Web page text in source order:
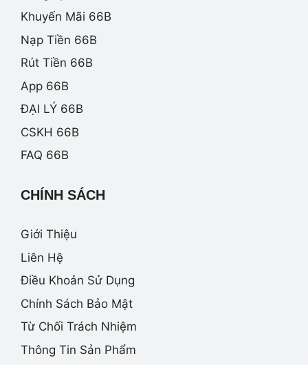
Khuyến Mãi 66B
Nạp Tiền 66B
Rút Tiền 66B
App 66B
ĐẠI LÝ 66B
CSKH 66B
FAQ 66B
CHÍNH SÁCH
Giới Thiệu
Liên Hệ
Điều Khoản Sử Dụng
Chính Sách Bảo Mật
Từ Chối Trách Nhiệm
Thông Tin Sản Phẩm